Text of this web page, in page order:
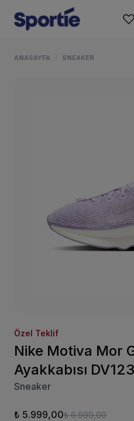
ANASAYFA SNEAKER
Özel Teklif
Nike Motiva Mor
Ayakkabısı
Sneaker
₺ 5.999,00₺ 6.999,00